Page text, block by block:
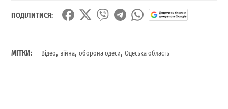
ПОДІЛИТИСЯ:
МІТКИ: Відео, війна,оборона одеси,Одеська область